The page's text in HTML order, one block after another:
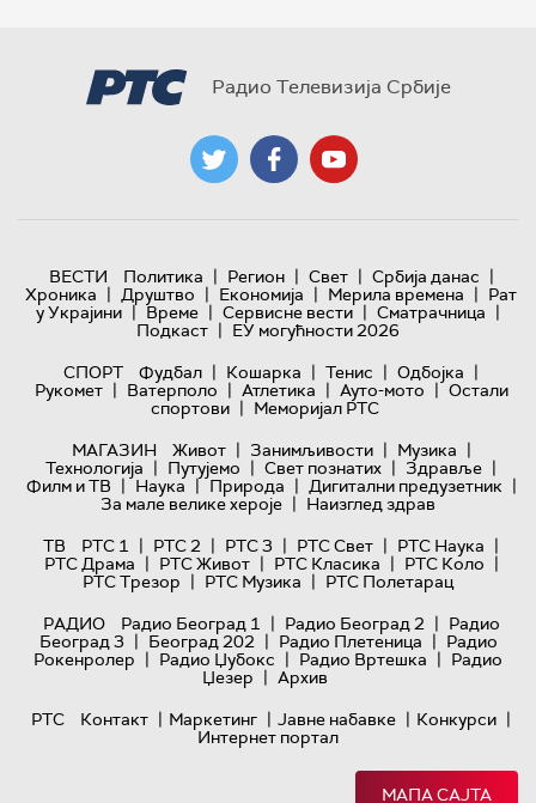
Радио Телевизија Србије
ВЕСТИ Политика | Регион | Свет | Србија данас |
Хроника | Друштво | Економија | Мерила времена | Рат
у Украјини | Време | Сервисне вести | Сматрачница |
Подкаст | ЕУ могућности 2026
СПОРТ
Фудбал | Кошарка | Тенис | Одбојка |
Рукомет | Ватерполо | Атлетика | Ауто-мото | Остали
спортови | Меморијал РТС
МАГАЗИН
Живот | Занимљивости | Музика |
Технологијa | Путујемо | Свет познатих | Здравље |
Филм и ТВ | Наука | Природа | Дигитални предузетник |
За мале велике хероје | Наизглед здрав
ТВ
РТС 1 | РТС 2 | РТС 3 | РТС Свет | РТС Наука |
РТС Драма | РТС Живот | РТС Класика | РТС Коло |
РТС Трезор | РТС Музика | РТС Полетарац
РАДИО
Радио Београд 1 | Радио Београд 2 | Радио
Београд 3 | Београд 202 | Радио Плетеница | Радио
Рокенролер | Радио Џубокс | Радио Вртешка | Радио
Џезер | Архив
РТС
Контакт | Маркетинг | Јавне набавке | Конкурси |
Интернет портал
МАПА САЈТА